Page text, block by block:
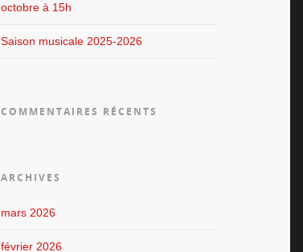
octobre à 15h
Saison musicale 2025-2026
COMMENTAIRES RÉCENTS
ARCHIVES
mars 2026
février 2026